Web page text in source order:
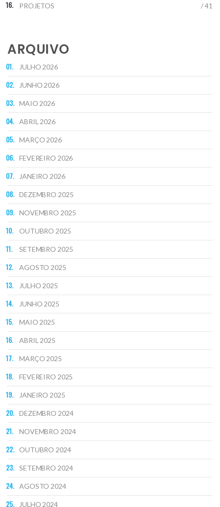
PROJETOS / 41
ARQUIVO
JULHO 2026
JUNHO 2026
MAIO 2026
ABRIL 2026
MARÇO 2026
FEVEREIRO 2026
JANEIRO 2026
DEZEMBRO 2025
NOVEMBRO 2025
OUTUBRO 2025
SETEMBRO 2025
AGOSTO 2025
JULHO 2025
JUNHO 2025
MAIO 2025
ABRIL 2025
MARÇO 2025
FEVEREIRO 2025
JANEIRO 2025
DEZEMBRO 2024
NOVEMBRO 2024
OUTUBRO 2024
SETEMBRO 2024
AGOSTO 2024
JULHO 2024